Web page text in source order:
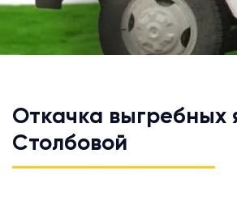
Откачка выгребных
Столбовой